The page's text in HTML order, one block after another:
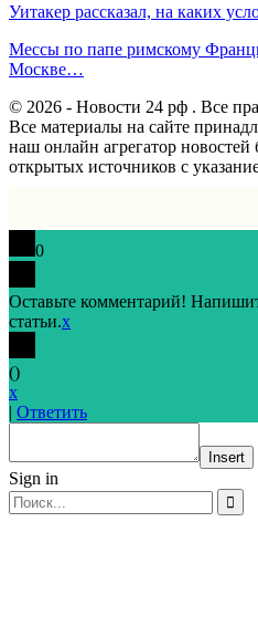
Уитакер рассказал, на каких
Мессы по папе римскому
Москве…
© 2026 - Новости 24 рф . Все
Все материалы на сайте
наш онлайн агрегатор
открытых источников с
0
Оставьте комментарий!
статьи.x
()
x
| Ответить
Insert
Sign in